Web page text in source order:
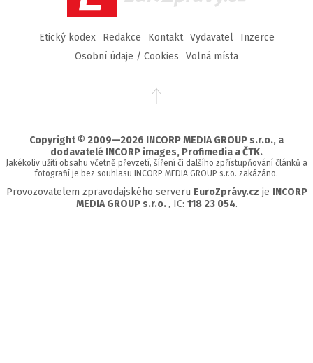
Etický kodex Redakce Kontakt Vydavatel
Inzerce
Osobní údaje / Cookies
Volná místa
Přejít
stránky
Copyright © 2009—2026 INCORP MEDIA GROUP s.r.o., a
dodavatelé INCORP images, Profimedia a ČTK.
Jakékoliv užití obsahu včetně převzetí, šíření či dalšího zpřístupňování článků a
fotografií je bez souhlasu INCORP MEDIA GROUP s.r.o. zakázáno.
Provozovatelem zpravodajského serveru EuroZprávy.cz je INCORP
MEDIA GROUP s.r.o. , IC: 118 23 054.